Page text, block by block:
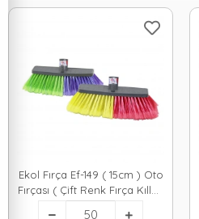
Ekol Fırça Ef-149 ( 15cm ) Oto
Fırçası ( Çift Renk Fırça Kılları
)*50=k